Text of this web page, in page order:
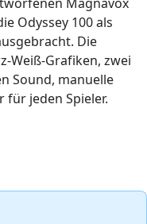
Odyssey 100 als
Die
Weiß-Grafiken, zwei
Sound, manuelle
jeden Spieler.